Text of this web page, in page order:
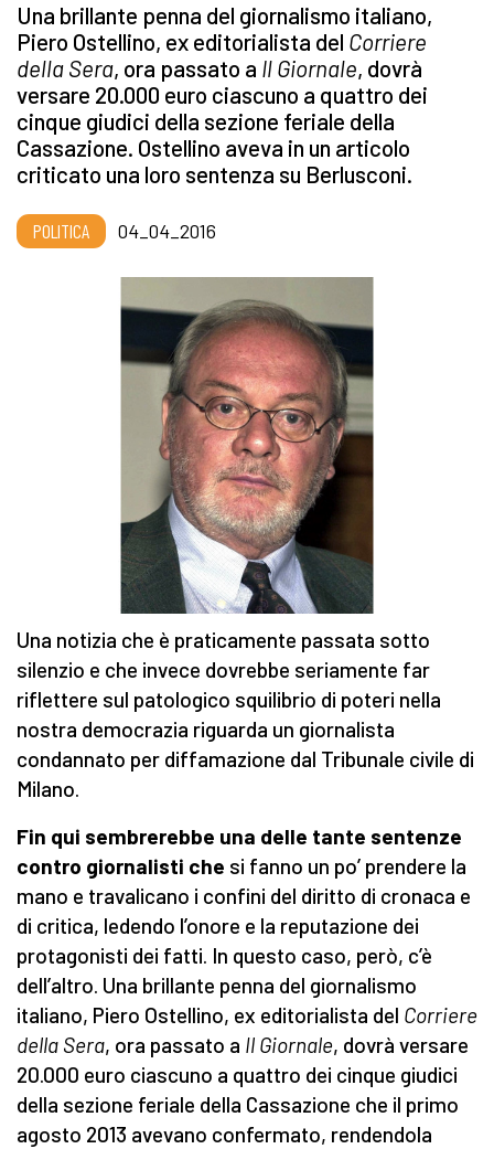
Una brillante penna del giornalismo italiano,
Piero Ostellino, ex editorialista del Corriere
della Sera, ora passato a Il Giornale, dovrà
versare 20.000 euro ciascuno a quattro dei
cinque giudici della sezione feriale della
Cassazione. Ostellino aveva in un articolo
criticato una loro sentenza su Berlusconi.
POLITICA 04_04_2016
Una notizia che è praticamente passata sotto
silenzio e che invece dovrebbe seriamente far
riflettere sul patologico squilibrio di poteri nella
nostra democrazia riguarda un giornalista
condannato per diffamazione dal Tribunale civile di
Milano.
Fin qui sembrerebbe una delle tante sentenze
contro giornalisti che si fanno un po’ prendere la
mano e travalicano i confini del diritto di cronaca e
di critica, ledendo l’onore e la reputazione dei
protagonisti dei fatti. In questo caso, però, c’è
dell’altro. Una brillante penna del giornalismo
italiano, Piero Ostellino, ex editorialista del Corriere
della Sera, ora passato a Il Giornale, dovrà versare
20.000 euro ciascuno a quattro dei cinque giudici
della sezione feriale della Cassazione che il primo
agosto 2013 avevano confermato, rendendola